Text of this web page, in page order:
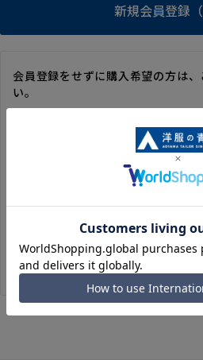
新規会員登録（
会員登録をせずに購入希望の方は
い。
毎回のご注文時に入力いただく必要
※洋服の青山オンラインストアのポ
また、ゲスト購入後の会員情報統
※購入履歴の確認、領収書の発行
いただけません。